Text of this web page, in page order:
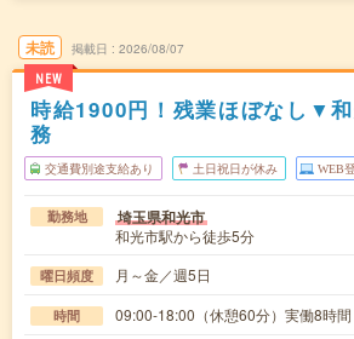
未読
NEW
掲載日 2026/08/07
時給1900円！残業ほぼなし▼
務
交通費別途支給あり 土日祝日が休み WEB
勤務地 埼玉県和光市
和光市駅から徒歩5分
曜日頻度 月～金／週5日
時間 09:00-18:00（休憩60分）実働8時間